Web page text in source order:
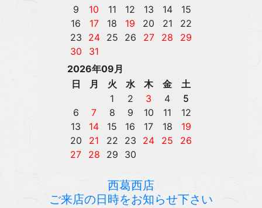
西葛西店
ご来店の日時をお知らせ下さい